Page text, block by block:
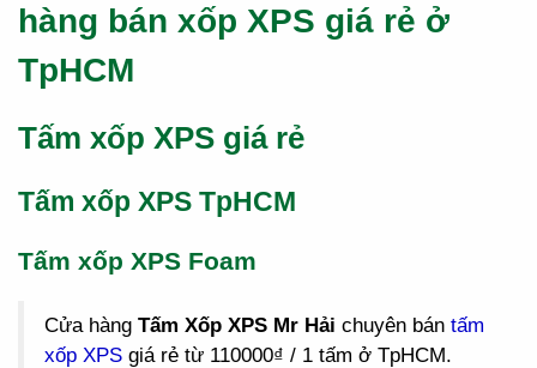
hàng bán xốp XPS giá rẻ ở
TpHCM
Tấm xốp XPS giá rẻ
Tấm xốp XPS TpHCM
Tấm xốp XPS Foam
Cửa hàng Tấm Xốp XPS Mr Hải chuyên bán tấm
xốp XPS giá rẻ từ 110000₫ / 1 tấm ở TpHCM.